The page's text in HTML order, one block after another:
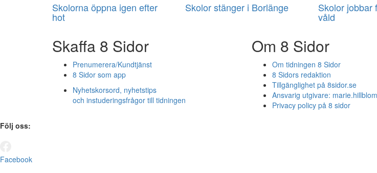
Skolorna öppna igen efter
hot
Skolor stänger i Borlänge Skolor jobbar
våld
Skaffa 8 Sidor
Prenumerera/Kundtjänst
8 Sidor som app
Nyhetskorsord, nyhetstips
och instuderingsfrågor till tidningen
Om 8 Sidor
Om tidningen 8 Sidor
8 Sidors redaktion
Tillgänglighet på 8sidor.se
Ansvarig utgivare:
Privacy policy på 8 sidor
Följ oss:
Facebook